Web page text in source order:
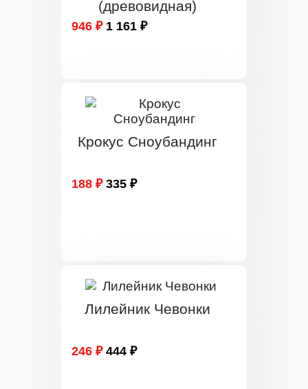
(древовидная)
946 ₽ 1 161 ₽
Крокус Сноубандинг
188 ₽ 335 ₽
Лилейник Чевонки
246 ₽ 444 ₽